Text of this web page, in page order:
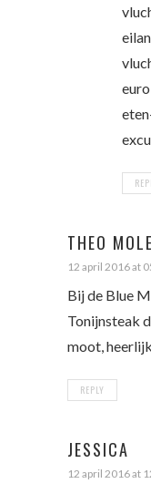
THEO
12 april 2016 at
Bij de Blue
Tonijnsteak
moot,
REPLY
JESSICA
12 april 2016 at